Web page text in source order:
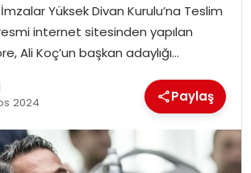
Yüksek Divan Kurulu’na Teslim
internet sitesinden yapılan
Ali Koç’un başkan adaylığı…
2024 Paylaş